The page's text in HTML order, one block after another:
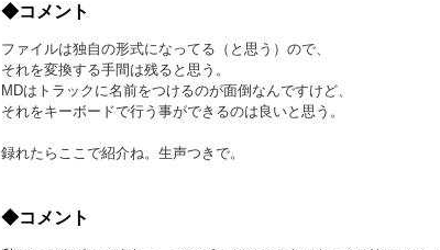
◆コメント
ファイルは独自の形式になってる（と思う）ので、
それを変換する手間は残ると思う。
MDはトラックに名前をつけるのが面倒なんですけど、
それをキーボードで行う事ができるのは良いと思う。
録れたらここで紹介ね。生声つきで。
◆コメント